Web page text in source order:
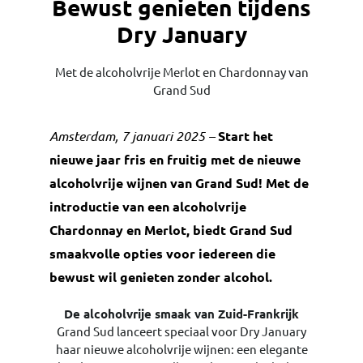
Bewust genieten tijdens
Dry January
Met de alcoholvrije Merlot en Chardonnay van
Grand Sud
Amsterdam, 7 januari 2025 –Start het
nieuwe jaar fris en fruitig met de nieuwe
alcoholvrije wijnen van Grand Sud! Met de
introductie van een alcoholvrije
Chardonnay en Merlot, biedt Grand Sud
smaakvolle opties voor iedereen die
bewust wil genieten zonder alcohol.
De alcoholvrije smaak van Zuid-Frankrijk
Grand Sud lanceert speciaal voor Dry January
haar nieuwe alcoholvrije wijnen: een elegante